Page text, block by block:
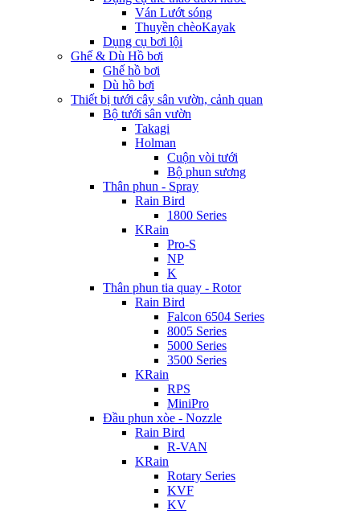
Ván Lướt sóng
Thuyền chèoKayak
Dụng cụ bơi lội
Ghế & Dù Hồ bơi
Ghế hồ bơi
Dù hồ bơi
Thiết bị tưới cây sân vườn, cảnh quan
Bộ tưới sân vườn
Takagi
Holman
Cuộn vòi tưới
Bộ phun sương
Thân phun - Spray
Rain Bird
1800 Series
KRain
Pro-S
NP
K
Thân phun tia quay - Rotor
Rain Bird
Falcon 6504 Series
8005 Series
5000 Series
3500 Series
KRain
RPS
MiniPro
Đầu phun xòe - Nozzle
Rain Bird
R-VAN
KRain
Rotary Series
KVF
KV